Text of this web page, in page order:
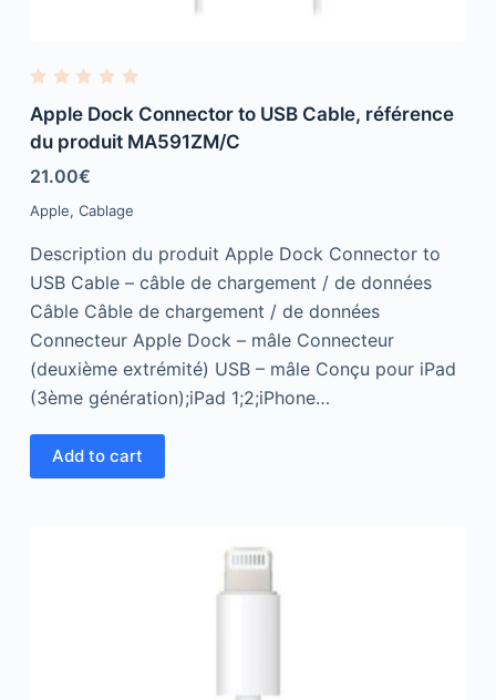
a
t
e
d
0
o
t
f
5
Apple Dock Connector to USB Cable, référence
du produit MA591ZM/C
21.00€
Apple, Cablage
Description du produit Apple Dock Connector to
USB Cable – câble de chargement / de données
Câble Câble de chargement / de données
Connecteur Apple Dock – mâle Connecteur
(deuxième extrémité) USB – mâle Conçu pour iPad
(3ème génération);iPad 1;2;iPhone…
Add to cart